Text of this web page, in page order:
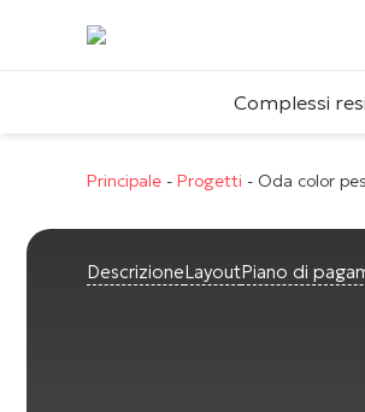
Complessi
Principale - Progetti - Oda color
DescrizioneLayoutPiano di